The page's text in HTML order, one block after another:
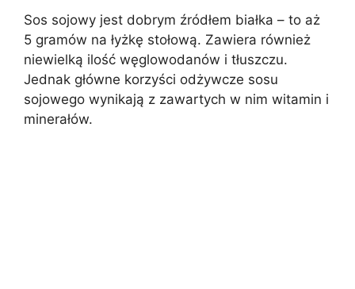
Sos sojowy jest dobrym źródłem białka – to aż
5 gramów na łyżkę stołową. Zawiera również
niewielką ilość węglowodanów i tłuszczu.
Jednak główne korzyści odżywcze sosu
sojowego wynikają z zawartych w nim witamin i
minerałów.